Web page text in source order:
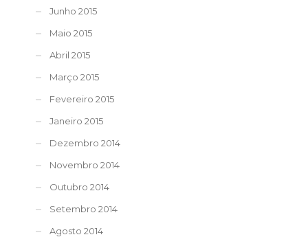
Junho 2015
Maio 2015
Abril 2015
Março 2015
Fevereiro 2015
Janeiro 2015
Dezembro 2014
Novembro 2014
Outubro 2014
Setembro 2014
Agosto 2014